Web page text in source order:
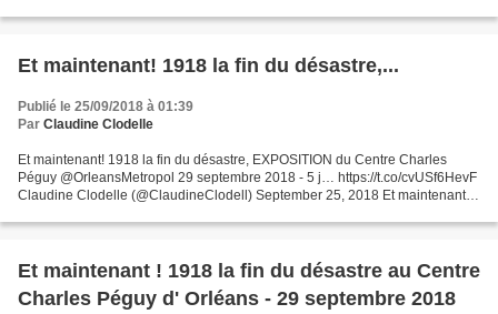
Et maintenant! 1918 la fin du désastre,...
Publié le 25/09/2018 à 01:39
Par Claudine Clodelle
Et maintenant! 1918 la fin du désastre, EXPOSITION du Centre Charles
Péguy @OrleansMetropol 29 septembre 2018 - 5 j… https://t.co/cvUSf6HevF
Claudine Clodelle (@ClaudineClodell) September 25, 2018 Et maintenant!
Et maintenant ! 1918 la fin du désastre au Centre
Charles Péguy d' Orléans - 29 septembre 2018